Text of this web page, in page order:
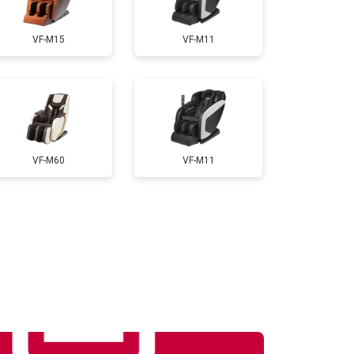
3200 ₽ Заказать
4400 ₽ Заказать
6200 ₽ Заказать
3700 ₽ Заказать
VF-M15 VF-M11
VF-M60 VF-M11